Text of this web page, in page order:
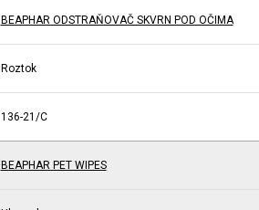
BEAPHAR ODSTRAŇOVAČ SKVRN POD OČIMA
Roztok
136-21/C
BEAPHAR PET WIPES